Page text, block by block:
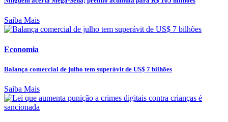
Saiba Mais
Economia
Balança comercial de julho tem superávit de US$ 7 bilhões
Saiba Mais